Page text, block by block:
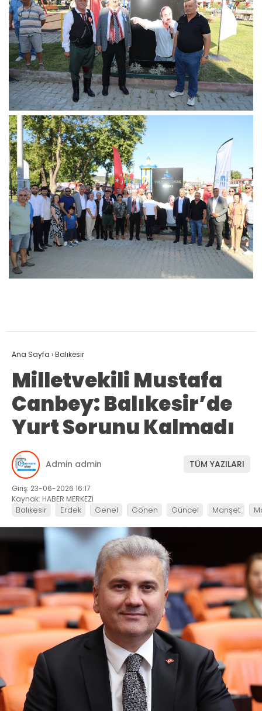
Ana Sayfa ›Balıkesir
Milletvekili Mustafa
Canbey: Balıkesir’de
Yurt Sorunu Kalmadı
Admin admin TÜM YAZILARI
Giriş: 23-06-2026 16:17
Kaynak: HABER MERKEZİ
Balıkesir Erdek Genel Gönen Güncel Manşet